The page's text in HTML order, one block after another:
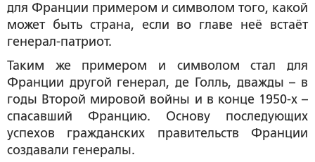
для Франции примером и символом того, какой
может быть страна, если во главе неё встаёт
генерал-патриот.
Таким же примером и символом стал для
Франции другой генерал, де Голль, дважды – в
годы Второй мировой войны и в конце 1950-х –
спасавший Францию. Основу последующих
успехов гражданских правительств Франции
создавали генералы.